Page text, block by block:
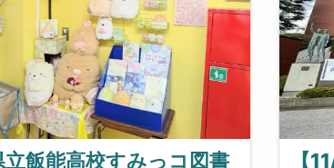
立飯能高校すみっコ図書
【